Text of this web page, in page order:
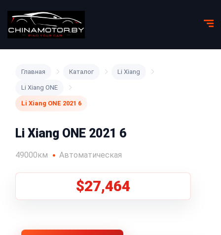
Главная Каталог Li Xiang
Li Xiang ONE
Li Xiang ONE 2021 6
Li Xiang ONE 2021 6
49000км Автоматическая
$27,464